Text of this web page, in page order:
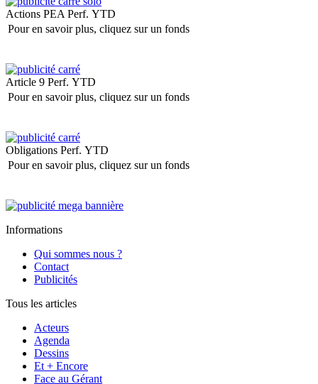
Actions PEA Perf. YTD
Pour en savoir plus, cliquez sur un fonds
Article 9 Perf. YTD
Pour en savoir plus, cliquez sur un fonds
Obligations Perf. YTD
Pour en savoir plus, cliquez sur un fonds
Informations
Qui sommes nous ?
Contact
Publicités
Tous les articles
Acteurs
Agenda
Dessins
Et + Encore
Face au Gérant